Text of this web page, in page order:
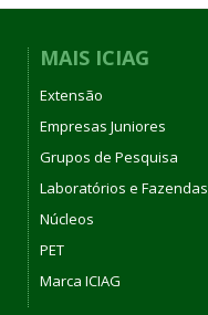
MAIS ICIAG
Extensão
Empresas Juniores
Grupos de Pesquisa
Laboratórios e Fazendas
Núcleos
PET
Marca ICIAG